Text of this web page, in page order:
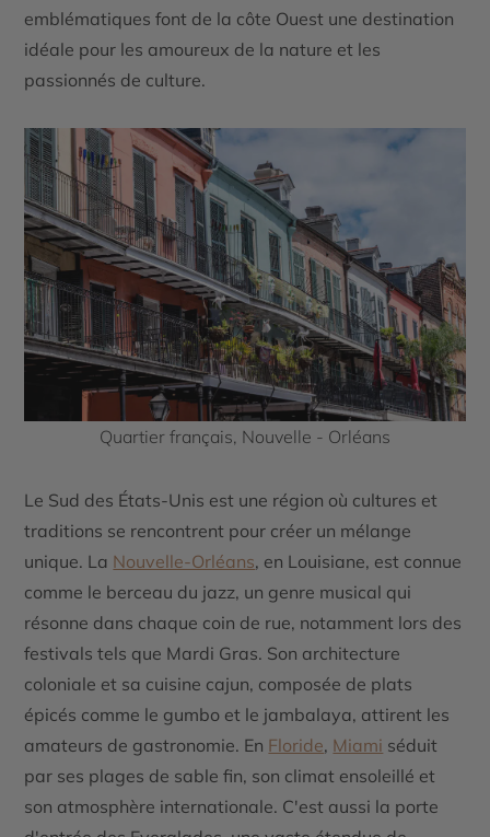
emblématiques font de la côte Ouest une destination
idéale pour les amoureux de la nature et les
passionnés de culture.
Quartier français, Nouvelle - Orléans
Le Sud des États-Unis est une région où cultures et
traditions se rencontrent pour créer un mélange
unique. La Nouvelle-Orléans, en Louisiane, est connue
comme le berceau du jazz, un genre musical qui
résonne dans chaque coin de rue, notamment lors des
festivals tels que Mardi Gras. Son architecture
coloniale et sa cuisine cajun, composée de plats
épicés comme le gumbo et le jambalaya, attirent les
amateurs de gastronomie. En Floride, Miami séduit
par ses plages de sable fin, son climat ensoleillé et
son atmosphère internationale. C'est aussi la porte